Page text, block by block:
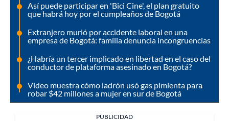
Así puede participar en 'Bici Cine', el plan gratuito
que habrá hoy por el cumpleaños de Bogotá
Extranjero murió por accidente laboral en una
empresa de Bogotá: familia denuncia incongruencias
¿Habría un tercer implicado en libertad en el caso del
conductor de plataforma asesinado en Bogotá?
Video muestra cómo ladrón usó gas pimienta para
robar $42 millones a mujer en sur de Bogotá
PUBLICIDAD